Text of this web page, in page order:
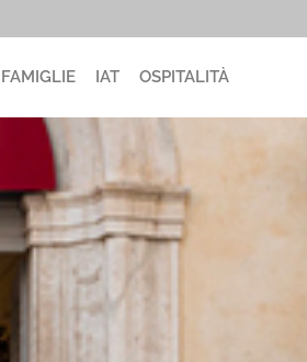
FAMIGLIE IAT OSPITALITÀ